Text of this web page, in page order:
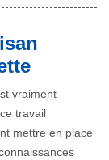
vraiment
travail
mettre en place